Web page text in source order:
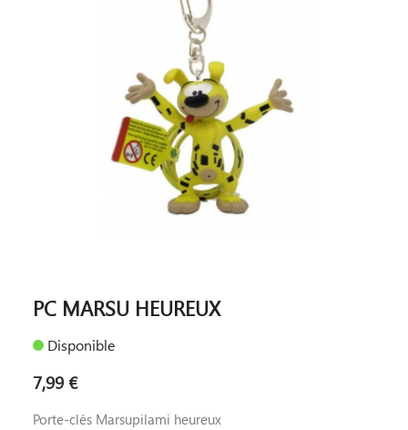
PC MARSU HEUREUX
Disponible
7,99 €
Porte-clés Marsupilami heureux